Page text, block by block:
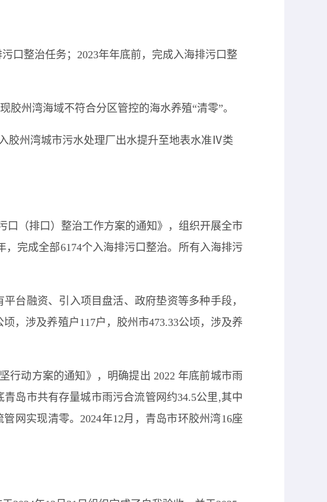
口整治任务；2023年年底前，完成入海排污口整
胶州湾海域不符合分区管控的海水养殖“清零”。
胶州湾城市污水处理厂出水提升至地表水准Ⅳ类
口（排口）整治工作方案的通知》，组织开展全市
，完成全部6174个入海排污口整治。所有入海排污
台融资、引入项目盘活、政府垫资等多种手段，
顷，涉及养殖户117户，胶州市473.33公顷，涉及养
行动方案的通知》， 明确提出 2022 年底前城市雨
岛市共有存量城市雨污合流管网约34.5公里,其中
网实现清零。2024年12月，青岛市环胶州湾16座